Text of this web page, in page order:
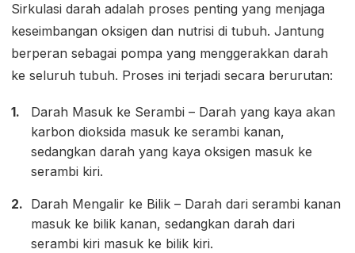
Sirkulasi darah adalah proses penting yang menjaga
keseimbangan oksigen dan nutrisi di tubuh. Jantung
berperan sebagai pompa yang menggerakkan darah
ke seluruh tubuh. Proses ini terjadi secara berurutan:
Darah Masuk ke Serambi – Darah yang kaya akan
karbon dioksida masuk ke serambi kanan,
sedangkan darah yang kaya oksigen masuk ke
serambi kiri.
Darah Mengalir ke Bilik – Darah dari serambi kanan
masuk ke bilik kanan, sedangkan darah dari
serambi kiri masuk ke bilik kiri.